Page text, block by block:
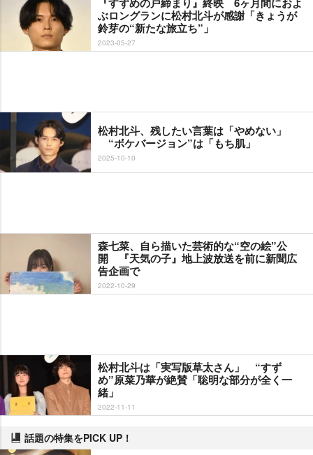
ぶロングランに松村北斗が感謝「きょうが
鈴芽の“新たな旅立ち”」
2023-05-27
松村北斗、残したい言葉は「やめない」
“ボケバージョン”は「もち肌」
2025-10-10
森七菜、自ら描いた芸術的な“空の絵”公
開 『天気の子』地上波放送を前に新聞広
告企画で
2022-10-29
松村北斗は「実写版草太さん」 “すず
め”原菜乃華が絶賛「聡明な部分が全く一
緒」
2022-11-11
話題の特集をPICK UP！